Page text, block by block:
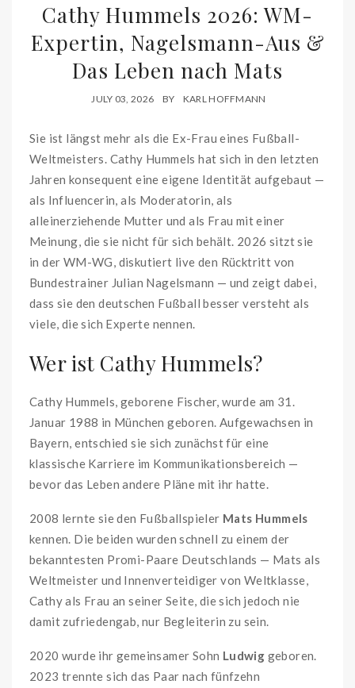
Cathy Hummels 2026: WM-
Expertin, Nagelsmann-Aus &
Das Leben nach Mats
JULY 03, 2026 BY KARL HOFFMANN
Sie ist längst mehr als die Ex-Frau eines Fußball-
Weltmeisters. Cathy Hummels hat sich in den letzten
Jahren konsequent eine eigene Identität aufgebaut —
als Influencerin, als Moderatorin, als
alleinerziehende Mutter und als Frau mit einer
Meinung, die sie nicht für sich behält. 2026 sitzt sie
in der WM-WG, diskutiert live den Rücktritt von
Bundestrainer Julian Nagelsmann — und zeigt dabei,
dass sie den deutschen Fußball besser versteht als
viele, die sich Experte nennen.
Wer ist Cathy Hummels?
Cathy Hummels, geborene Fischer, wurde am 31.
Januar 1988 in München geboren. Aufgewachsen in
Bayern, entschied sie sich zunächst für eine
klassische Karriere im Kommunikationsbereich —
bevor das Leben andere Pläne mit ihr hatte.
2008 lernte sie den Fußballspieler Mats Hummels
kennen. Die beiden wurden schnell zu einem der
bekanntesten Promi-Paare Deutschlands — Mats als
Weltmeister und Innenverteidiger von Weltklasse,
Cathy als Frau an seiner Seite, die sich jedoch nie
damit zufriedengab, nur Begleiterin zu sein.
2020 wurde ihr gemeinsamer Sohn Ludwig geboren.
2023 trennte sich das Paar nach fünfzehn